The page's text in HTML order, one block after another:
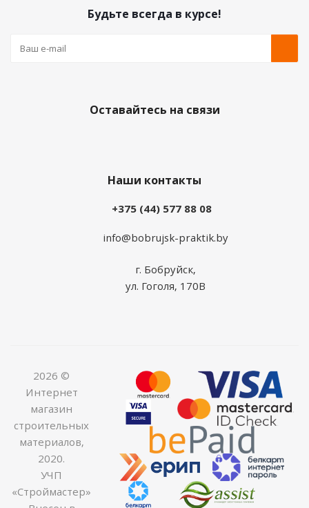
Будьте всегда в курсе!
Оставайтесь на связи
Наши контакты
+375 (44) 577 88 08
info@bobrujsk-praktik.by
г. Бобруйск,
ул. Гоголя, 170В
2026 ©
Интернет
магазин
строительных
материалов,
2020.
УЧП
«Строймастер»